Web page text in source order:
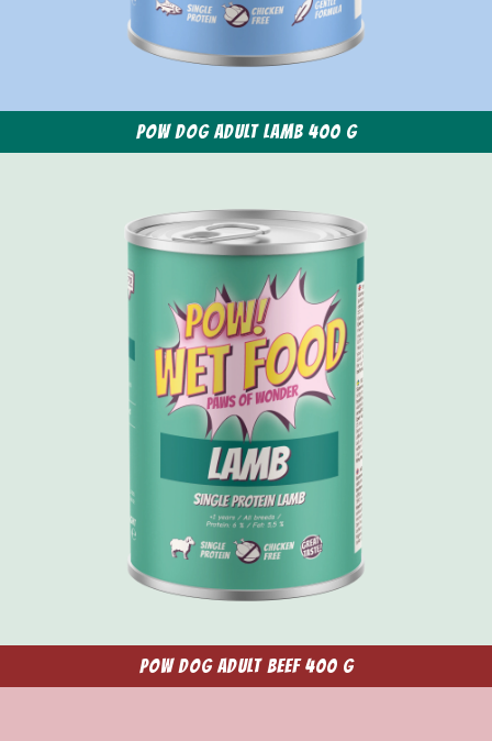
POW Dog Adult Lamb 400 g
POW Dog Adult Beef 400 g